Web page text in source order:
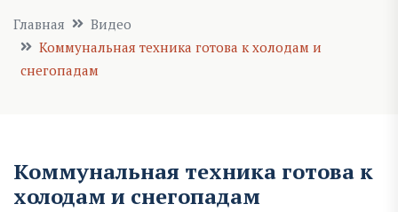
Главная
Видео
Коммунальная техника готова к холодам и
снегопадам
Коммунальная техника готова к
холодам и снегопадам